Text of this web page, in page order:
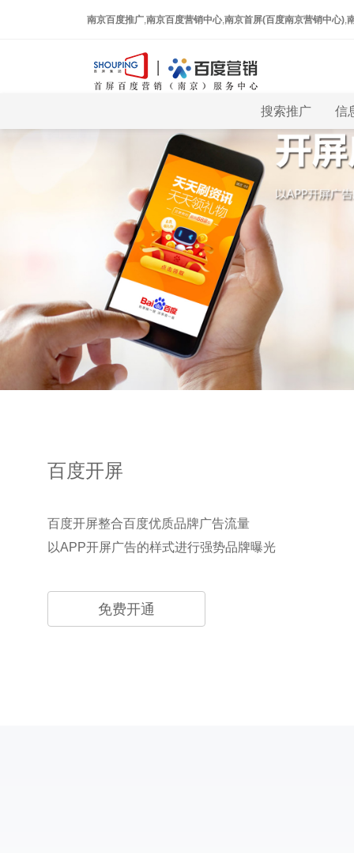
南京百度推广,南京百度营销中心,南京首屏(百度南京营销中心),
搜索推广 信
百度开屏
百度开屏整合百度优质品牌广告流量
以APP开屏广告的样式进行强势品牌曝光
免费开通